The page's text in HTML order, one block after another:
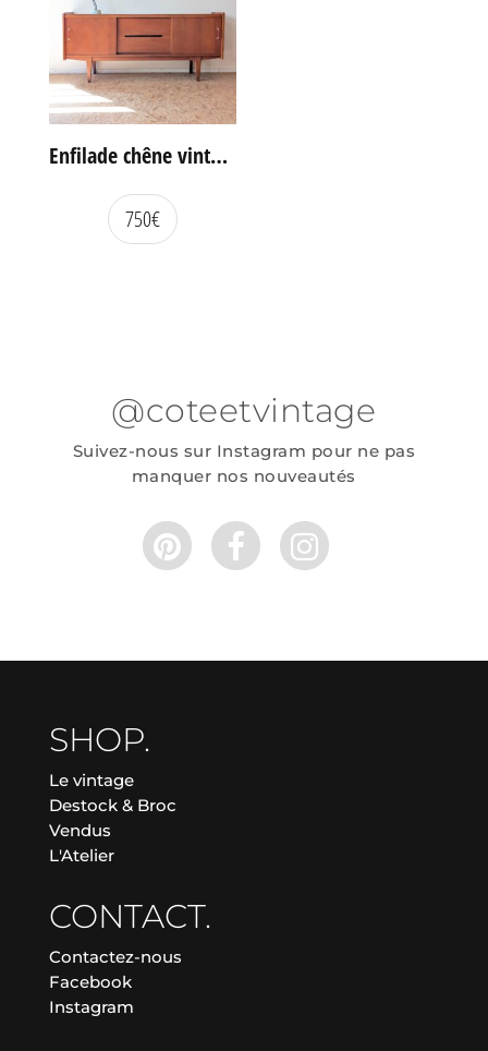
Enfilade chêne vintage portes coulissantes
750€
@coteetvintage
Suivez-nous sur Instagram pour ne pas
manquer nos nouveautés
SHOP.
Le vintage
Destock & Broc
Vendus
L'Atelier
CONTACT.
Contactez-nous
Facebook
Instagram